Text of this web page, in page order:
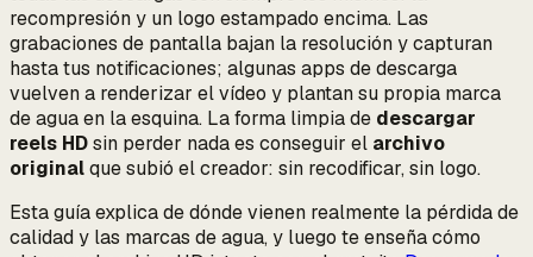
recompresión y un logo estampado encima. Las
grabaciones de pantalla bajan la resolución y capturan
hasta tus notificaciones; algunas apps de descarga
vuelven a renderizar el vídeo y plantan su propia marca
de agua en la esquina. La forma limpia de descargar
reels HDsin perder nada es conseguir el archivo
originalque subió el creador: sin recodificar, sin logo.
Esta guía explica de dónde vienen realmente la pérdida de
calidad y las marcas de agua, y luego te enseña cómo